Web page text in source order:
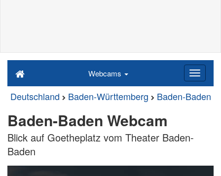
Webcams
Deutschland Baden-Württemberg Baden-Baden
Baden-Baden Webcam
Blick auf Goetheplatz vom Theater Baden-
Baden